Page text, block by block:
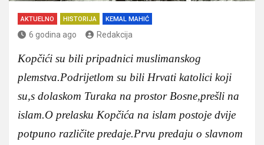
AKTUELNO HISTORIJA KEMAL MAHIĆ
6 godina ago Redakcija
Kopčići su bili pripadnici muslimanskog
plemstva.Podrijetlom su bili Hrvati katolici koji
su,s dolaskom Turaka na prostor Bosne,prešli na
islam.O prelasku Kopčića na islam postoje dvije
potpuno različite predaje.Prvu predaju o slavnom